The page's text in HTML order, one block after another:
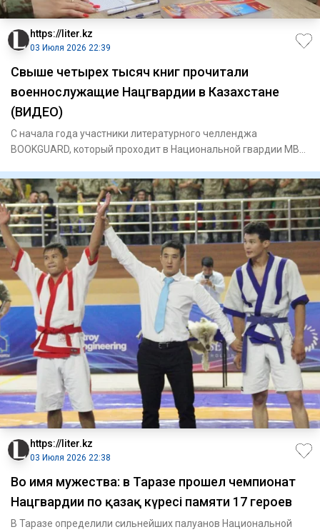
https://liter.kz
03 Июля 2026 22:39
Свыше четырех тысяч книг прочитали
военнослужащие Нацгвардии в Казахстане
(ВИДЕО)
С начала года участники литературного челленджа
BOOKGUARD, который проходит в Национальной гвардии МВД
https://liter.kz
03 Июля 2026 22:38
Во имя мужества: в Таразе прошел чемпионат
Нацгвардии по қазақ күресі памяти 17 героев
В Таразе определили сильнейших палуанов Национальной